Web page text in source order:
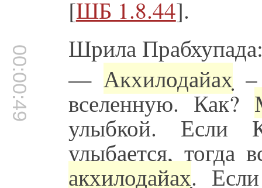
[ШБ 1.8.44].
00:00:49
Шрила
—Акхилодайах̣
вселенную. Как?
улыбкой. Если
улыбается, тогда
акхилодайах̣.